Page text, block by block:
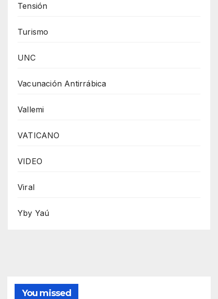
Tensión
Turismo
UNC
Vacunación Antirrábica
Vallemi
VATICANO
VIDEO
Viral
Yby Yaú
You missed